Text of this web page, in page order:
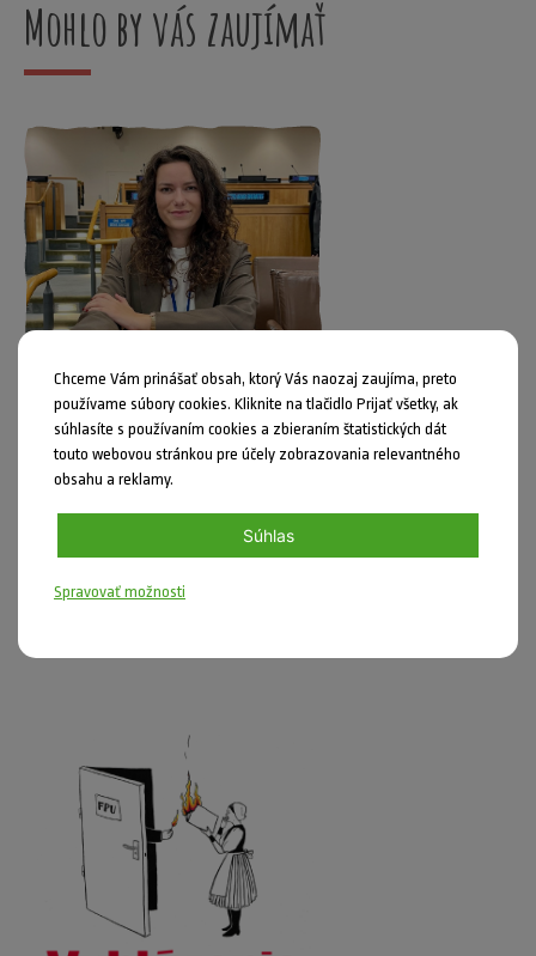
Mohlo by vás zaujímať
Uverejnil: Jozef Kahan dňa 14.05.2026
Hľadá sa mládežnícky/a delegát/ka SR pri OSN (2026–2028)
Tak sa prihlás.
Chceme Vám prinášať obsah, ktorý Vás naozaj zaujíma, preto
používame súbory cookies. Kliknite na tlačidlo Prijať všetky, ak
súhlasíte s používaním cookies a zbieraním štatistických dát
touto webovou stránkou pre účely zobrazovania relevantného
obsahu a reklamy.
Súhlas
Spravovať možnosti